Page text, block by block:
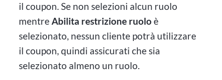
il coupon. Se non selezioni alcun ruolo
mentreAbilita restrizione ruoloè
selezionato, nessun cliente potrà utilizzare
il coupon, quindi assicurati che sia
selezionato almeno un ruolo.